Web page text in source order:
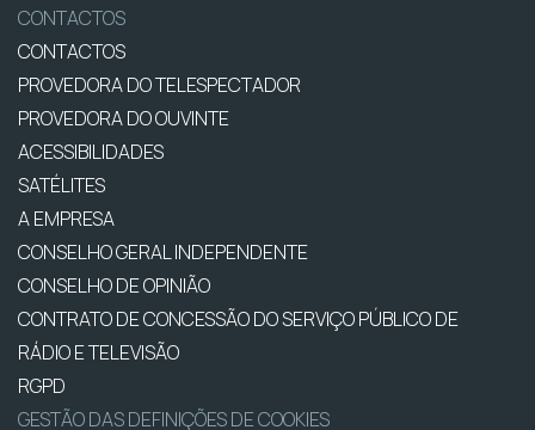
CONTACTOS
CONTACTOS
PROVEDORA DO TELESPECTADOR
PROVEDORA DO OUVINTE
ACESSIBILIDADES
SATÉLITES
A EMPRESA
CONSELHO GERAL INDEPENDENTE
CONSELHO DE OPINIÃO
CONTRATO DE CONCESSÃO DO SERVIÇO PÚBLICO DE
RÁDIO E TELEVISÃO
RGPD
GESTÃO DAS DEFINIÇÕES DE COOKIES